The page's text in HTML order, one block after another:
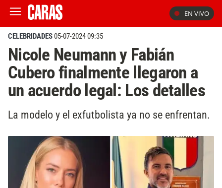
EN VIVO
CELEBRIDADES05-07-2024 09:35
Nicole Neumann y Fabián
Cubero finalmente llegaron a
un acuerdo legal: Los detalles
La modelo y el exfutbolista ya no se enfrentan.